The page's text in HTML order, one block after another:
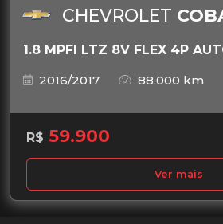
CHEVROLET
1.8 MPFI LTZ 8V FLEX 4P
2016/2017
88.000 km
R$ 59.900
Ver mais